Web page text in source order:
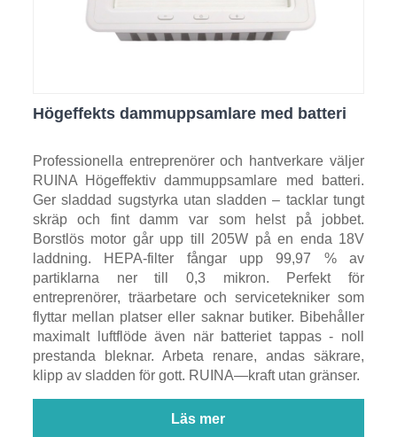
Högeffekts dammuppsamlare med batteri
Professionella entreprenörer och hantverkare väljer
RUINA Högeffektiv dammuppsamlare med batteri.
Ger sladdad sugstyrka utan sladden – tacklar tungt
skräp och fint damm var som helst på jobbet.
Borstlös motor går upp till 205W på en enda 18V
laddning. HEPA-filter fångar upp 99,97 % av
partiklarna ner till 0,3 mikron. Perfekt för
entreprenörer, träarbetare och servicetekniker som
flyttar mellan platser eller saknar butiker. Bibehåller
maximalt luftflöde även när batteriet tappas - noll
prestanda bleknar. Arbeta renare, andas säkrare,
klipp av sladden för gott. RUINA—kraft utan gränser.
Läs mer